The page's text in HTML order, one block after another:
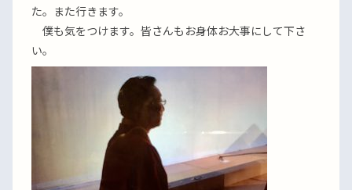
た。また行きます。
僕も気をつけます。皆さんもお身体お大事にして下さ
い。